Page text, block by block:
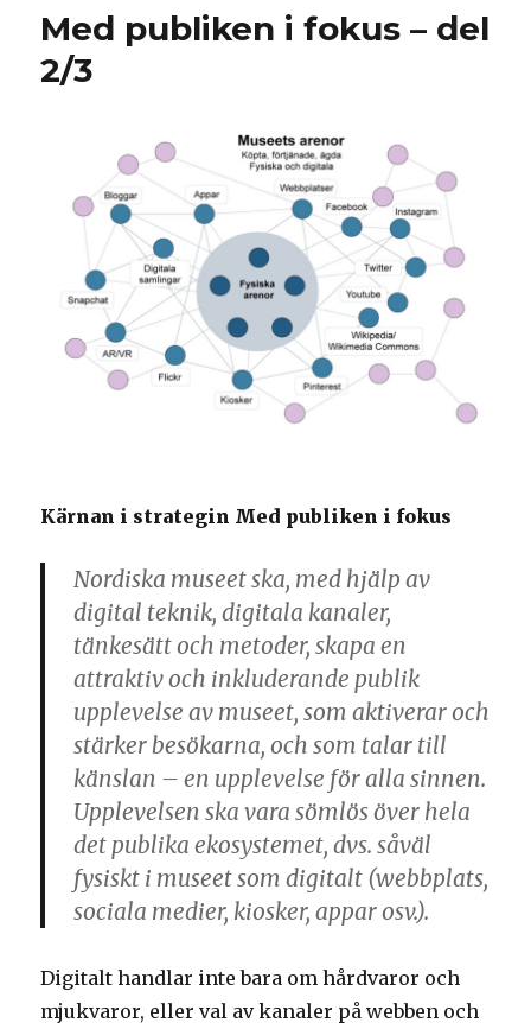
fokus
Med publiken i fokus – del
2/3
Kärnan i strategin Med publiken i fokus
Nordiska museet ska, med hjälp av
digital teknik, digitala kanaler,
tänkesätt och metoder, skapa en
attraktiv och inkluderande publik
upplevelse av museet, som aktiverar och
stärker besökarna, och som talar till
känslan – en upplevelse för alla sinnen.
Upplevelsen ska vara sömlös över hela
det publika ekosystemet, dvs. såväl
fysiskt i museet som digitalt (webbplats,
sociala medier, kiosker, appar osv.).
Digitalt handlar inte bara om hårdvaror och
mjukvaror, eller val av kanaler på webben och